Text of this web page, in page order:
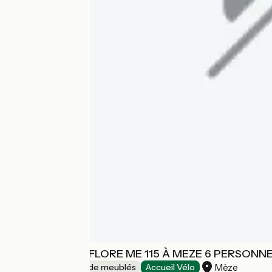
LA VILLA PASSIFLORE ME 115 À MEZE 6
Gîtes et locations de meublés Accueil Vélo Mèze